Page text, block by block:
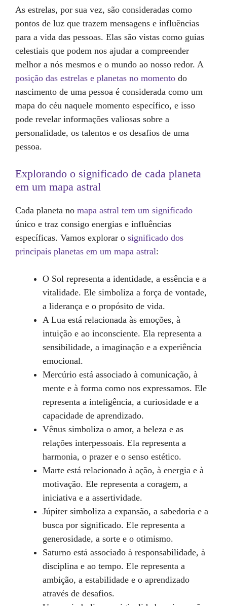
As estrelas, por sua vez, são consideradas como
pontos de luz que trazem mensagens e influências
para a vida das pessoas. Elas são vistas como guias
celestiais que podem nos ajudar a compreender
melhor a nós mesmos e o mundo ao nosso redor. A
posição das estrelas e planetas no momento do
nascimento de uma pessoa é considerada como um
mapa do céu naquele momento específico, e isso
pode revelar informações valiosas sobre a
personalidade, os talentos e os desafios de uma
pessoa.
Explorando o significado de cada planeta
em um mapa astral
Cada planeta no mapa astral tem um significado
único e traz consigo energias e influências
específicas. Vamos explorar o significado dos
principais planetas em um mapa astral:
O Sol representa a identidade, a essência e a
vitalidade. Ele simboliza a força de vontade,
a liderança e o propósito de vida.
A Lua está relacionada às emoções, à
intuição e ao inconsciente. Ela representa a
sensibilidade, a imaginação e a experiência
emocional.
Mercúrio está associado à comunicação, à
mente e à forma como nos expressamos. Ele
representa a inteligência, a curiosidade e a
capacidade de aprendizado.
Vênus simboliza o amor, a beleza e as
relações interpessoais. Ela representa a
harmonia, o prazer e o senso estético.
Marte está relacionado à ação, à energia e à
motivação. Ele representa a coragem, a
iniciativa e a assertividade.
Júpiter simboliza a expansão, a sabedoria e a
busca por significado. Ele representa a
generosidade, a sorte e o otimismo.
Saturno está associado à responsabilidade, à
disciplina e ao tempo. Ele representa a
ambição, a estabilidade e o aprendizado
através de desafios.